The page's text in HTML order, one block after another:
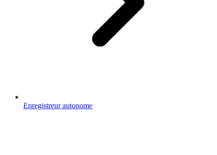
Enregistreur autonome